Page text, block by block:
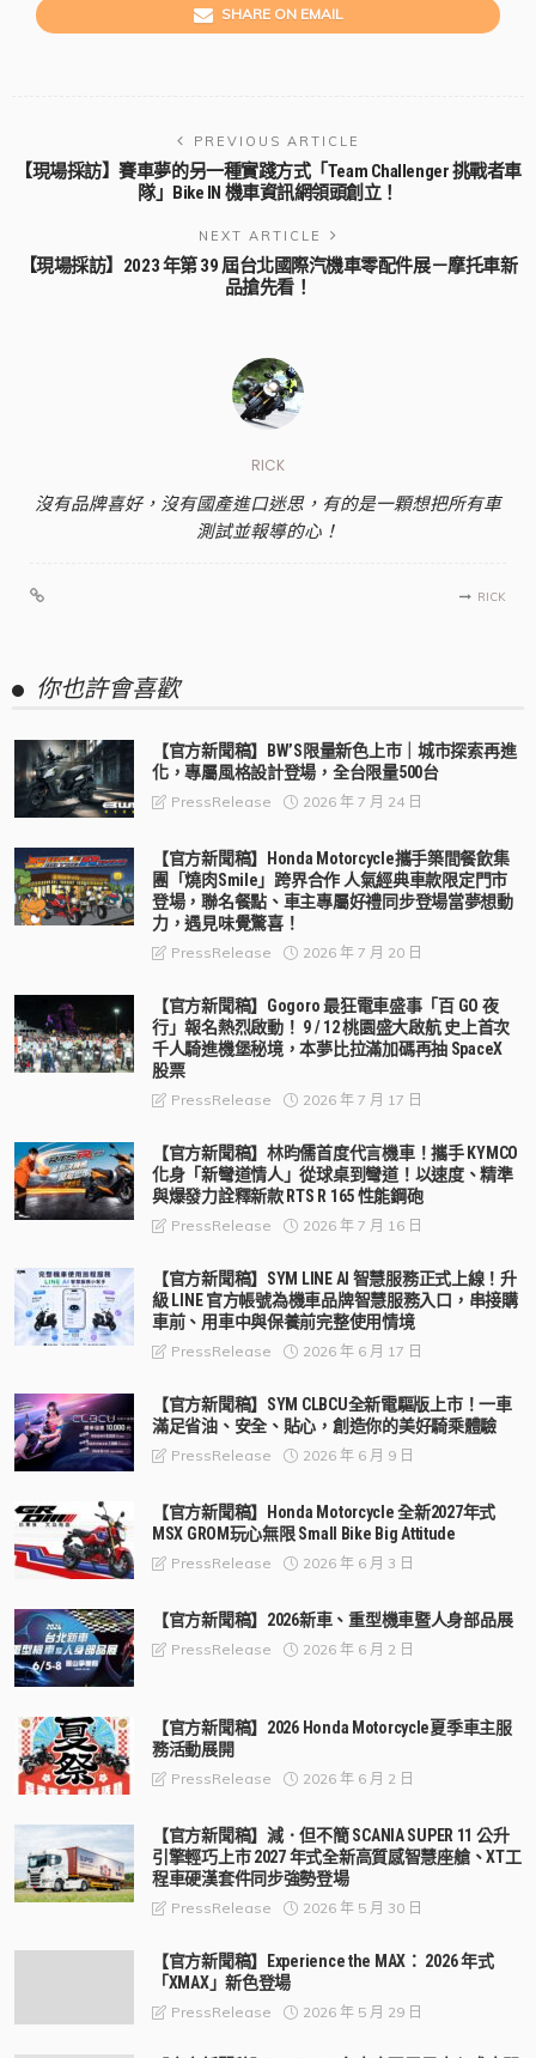
SHARE ON EMAIL
PREVIOUS ARTICLE
【現場採訪】賽車夢的另一種實踐方式「Team Challenger 挑戰者車
隊」Bike IN 機車資訊網領頭創立！
NEXT ARTICLE
【現場採訪】2023 年第 39 屆台北國際汽機車零配件展－摩托車新
品搶先看！
RICK
沒有品牌喜好，沒有國產進口迷思，有的是一顆想把所有車
測試並報導的心！
RICK
你也許會喜歡
【官方新聞稿】BW’S限量新色上市｜城市探索再進
化，專屬風格設計登場，全台限量500台
PressRelease 2026 年 7 月 24 日
【官方新聞稿】Honda Motorcycle攜手築間餐飲集
團「燒肉Smile」跨界合作 人氣經典車款限定門市
登場，聯名餐點、車主專屬好禮同步登場當夢想動
力，遇見味覺驚喜！
PressRelease 2026 年 7 月 20 日
【官方新聞稿】Gogoro 最狂電車盛事「百 GO 夜
行」報名熱烈啟動！ 9 / 12 桃園盛大啟航 史上首次
千人騎進機堡秘境，本夢比拉滿加碼再抽 SpaceX
股票
PressRelease 2026 年 7 月 17 日
【官方新聞稿】林昀儒首度代言機車！攜手 KYMCO
化身「新彎道情人」從球桌到彎道！以速度、精準
與爆發力詮釋新款 RTS R 165 性能鋼砲
PressRelease 2026 年 7 月 16 日
【官方新聞稿】SYM LINE AI 智慧服務正式上線！升
級 LINE 官方帳號為機車品牌智慧服務入口，串接購
車前、用車中與保養前完整使用情境
PressRelease 2026 年 6 月 17 日
【官方新聞稿】SYM CLBCU全新電驅版上市！一車
滿足省油、安全、貼心，創造你的美好騎乘體驗
PressRelease 2026 年 6 月 9 日
【官方新聞稿】Honda Motorcycle 全新2027年式
MSX GROM玩心無限 Small Bike Big Attitude
PressRelease 2026 年 6 月 3 日
【官方新聞稿】2026新車、重型機車暨人身部品展
PressRelease 2026 年 6 月 2 日
【官方新聞稿】2026 Honda Motorcycle夏季車主服
務活動展開
PressRelease 2026 年 6 月 2 日
【官方新聞稿】減．但不簡 SCANIA SUPER 11 公升
引擎輕巧上市 2027 年式全新高質感智慧座艙、XT工
程車硬漢套件同步強勢登場
PressRelease 2026 年 5 月 30 日
【官方新聞稿】Experience the MAX： 2026 年式
「XMAX」新色登場
PressRelease 2026 年 5 月 29 日